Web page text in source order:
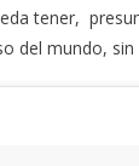
tener,
del mundo,